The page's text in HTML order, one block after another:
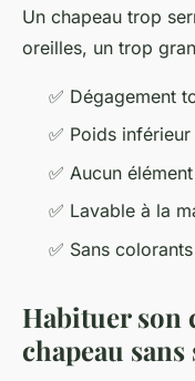
Un chapeau trop
oreilles, un trop
✅ Dégagement
✅ Poids
✅ Aucun
✅ Lavable à la
✅ Sans
Habituer son
chapeau sans